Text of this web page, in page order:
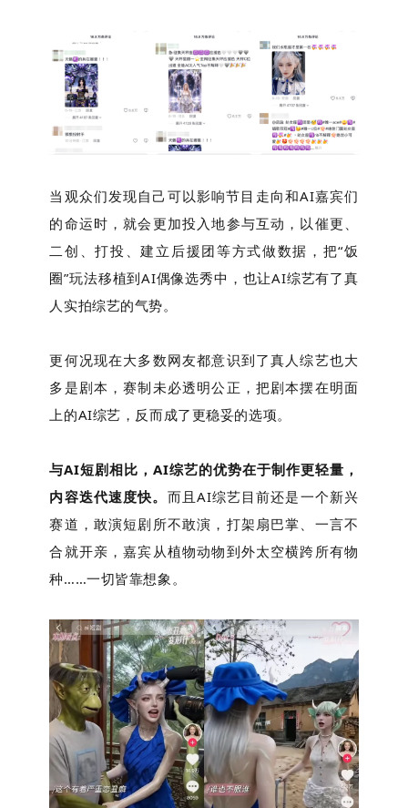
当观众们发现自己可以影响节目走向和AI嘉宾们
的命运时，就会更加投入地参与互动，以催更、
二创、打投、建立后援团等方式做数据，把“饭
圈”玩法移植到AI偶像选秀中，也让AI综艺有了真
人实拍综艺的气势。
更何况现在大多数网友都意识到了真人综艺也大
多是剧本，赛制未必透明公正，把剧本摆在明面
上的AI综艺，反而成了更稳妥的选项。
与AI短剧相比，AI综艺的优势在于制作更轻量，
内容迭代速度快。 而且AI综艺目前还是一个新兴
赛道，敢演短剧所不敢演，打架扇巴掌、一言不
合就开亲，嘉宾从植物动物到外太空横跨所有物
种……一切皆靠想象。